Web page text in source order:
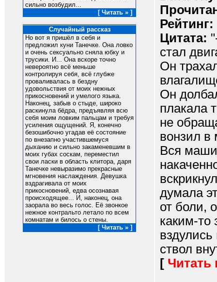
сильно возбудил...
[ Читать » ]
Случайный рассказ
Но вот я пришёл в себя и
предложил куни Танечке. Она ловко
и очень сексуально сняла юбку и
трусики. И... Она вскоре точно
невероятно всё меньше
контролируя себя, всё глубже
проваливалась в бездну
удовольствия от моих нежных
прикосновений и умелого языка.
Наконец, забыв о стыде, широко
раскинула бёдра, предъявляя всю
себя моим ловким пальцам и требуя
усиления ощущений. Я, конечно
безошибочно угадав её состояние
по внезапно участившемуся
дыханию и сильно закаменевшим в
моих губах соскам, переместил
свои ласки в область клитора, даря
Танечке невыразимо прекрасные
мгновения наслаждения. Девушка
вздрагивала от моих
прикосновений, едва осознавая
происходящее... И, наконец, она
заорала во весь голос. Её звонкое
нежное контральто летало по всем
комнатам и билось о стены.
[ Читать » ]
Рейтинг:
Цитата:
стал
Он
Он
плакала
не
вонзил в
Вся
думала
от боли,
каким-
вздулись
ствол
[ Читать